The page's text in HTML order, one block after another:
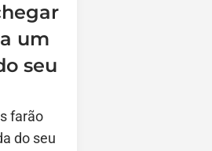
um
seu
farão
do seu